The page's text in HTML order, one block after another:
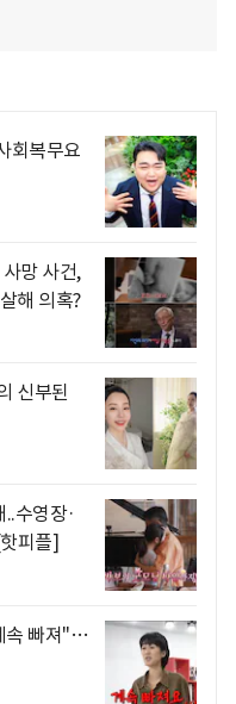
회복무요
망 사건,
해 의혹?
신부된
수영장·
피플]
속 빠져"…